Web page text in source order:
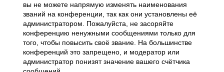
вы не можете напрямую изменять наименования
званий на конференции, так как они установлены её
администратором. Пожалуйста, не засоряйте
конференцию ненужными сообщениями только для
того, чтобы повысить своё звание. На большинстве
конференций это запрещено, и модератор или
администратор понизят значение вашего счётчика